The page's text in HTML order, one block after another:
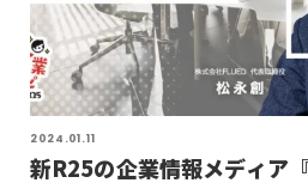
2024.01.11
新R25の企業情報メディア